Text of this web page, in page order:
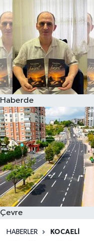
Haberde
Çevre
HABERLER KOCAELI